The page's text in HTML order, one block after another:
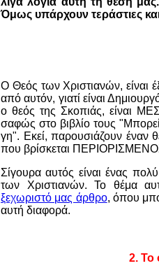
Όμως υπάρχουν τεράστιες
Ο Θεός των Χριστιανών, είναι
από αυτόν, γιατί είναι
ο θεός της Σκοπιάς, είναι
σαφώς στο βιβλίο τους
γη". Εκεί, παρουσιάζουν έναν
που βρίσκεται
Σίγουρα αυτός είναι ένας
των Χριστιανών. Το θέμα
ξεχωριστό μας άρθρο, όπου
αυτή διαφορά.
2. Το